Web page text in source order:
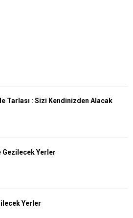
Tarlası : Sizi Kendinizden Alacak
Gezilecek Yerler
Yerler